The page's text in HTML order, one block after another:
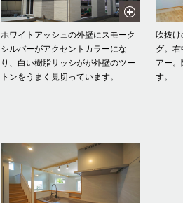
ホワイトアッシュの外壁にスモーク
シルバーがアクセントカラーにな
り、白い樹脂サッシがが外壁のツー
トンをうまく見切っています。
吹抜
グ。
アー
す。